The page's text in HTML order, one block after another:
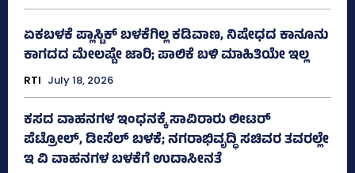
ಏಕಬಳಕೆ ಪ್ಲಾಸ್ಟಿಕ್‌ ಬಳಕೆಗಿಲ್ಲ ಕಡಿವಾಣ, ನಿಷೇಧದ ಕಾನೂನು
ಕಾಗದದ ಮೇಲಷ್ಟೇ ಜಾರಿ; ಪಾಲಿಕೆ ಬಳಿ ಮಾಹಿತಿಯೇ ಇಲ್ಲ
RTI July 18, 2026
ಕಸದ ವಾಹನಗಳ ಇಂಧನಕ್ಕೆ ಸಾವಿರಾರು ಲೀಟರ್‌
ಪೆಟ್ರೋಲ್, ಡೀಸೆಲ್ ಬಳಕೆ; ನಗರಾಭಿವೃದ್ಧಿ ಸಚಿವರ ತವರಲ್ಲೇ
ಇ ವಿ ವಾಹನಗಳ ಬಳಕೆಗೆ ಉದಾಸೀನತೆ